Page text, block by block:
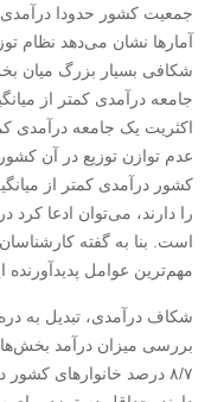
جمعیت کشور حدودا درآمدی
آمارها نشان می‌دهد نظام
شکافی بسیار بزرگ میان
جامعه درآمدی کمتر از
اکثریت یک جامعه درآمدی
کشور درآمدی کمتر از
را دارند، می‌توان ادعا کرد
است. بنا به گفته
مهم‌ترین عوامل
شکاف درآمدی، تبدیل به
بررسی میزان درآمد
۸/۷ درصد خانوارهای